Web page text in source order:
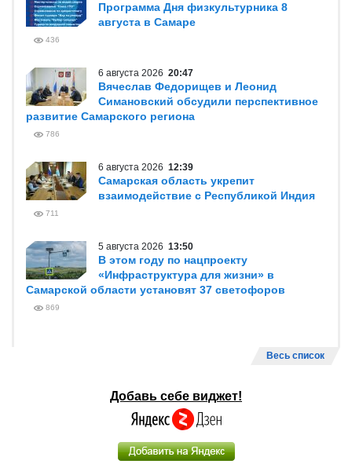
Программа Дня физкультурника 8
августа в Самаре
436
6 августа 2026 20:47
Вячеслав Федорищев и Леонид
Симановский обсудили перспективное
развитие Самарского региона
786
6 августа 2026 12:39
Самарская область укрепит
взаимодействие с Республикой Индия
711
5 августа 2026 13:50
В этом году по нацпроекту
«Инфраструктура для жизни» в
Самарской области установят 37 светофоров
869
Весь список
Добавь себе виджет!